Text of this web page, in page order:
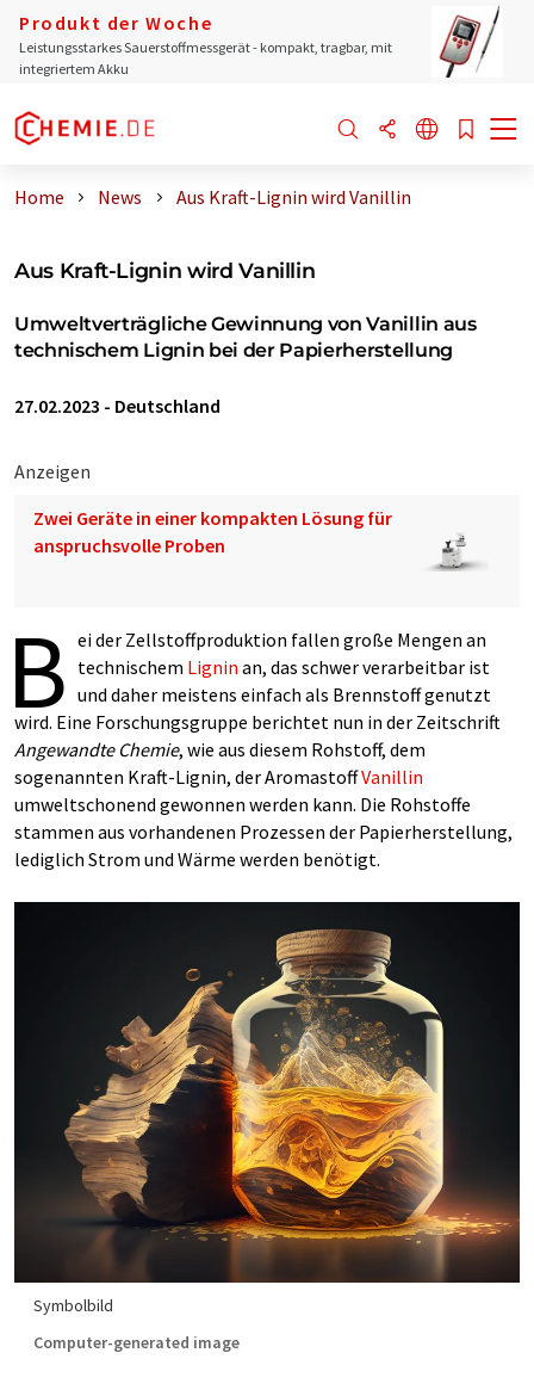
Produkt der Woche
Leistungsstarkes Sauerstoffmessgerät - kompakt, tragbar, mit
integriertem Akku
Home News Aus Kraft-Lignin wird Vanillin
Aus Kraft-Lignin wird Vanillin
Umweltverträgliche Gewinnung von Vanillin aus
technischem Lignin bei der Papierherstellung
27.02.2023 - Deutschland
Anzeigen
Zwei Geräte in einer kompakten Lösung für
anspruchsvolle Proben
B ei der Zellstoffproduktion fallen große Mengen an
technischem Lignin an, das schwer verarbeitbar ist
und daher meistens einfach als Brennstoff genutzt
wird. Eine Forschungsgruppe berichtet nun in der Zeitschrift
Angewandte Chemie, wie aus diesem Rohstoff, dem
sogenannten Kraft-Lignin, der AromastoffVanillin
umweltschonend gewonnen werden kann. Die Rohstoffe
stammen aus vorhandenen Prozessen der Papierherstellung,
lediglich Strom und Wärme werden benötigt.
Symbolbild
Computer-generated image